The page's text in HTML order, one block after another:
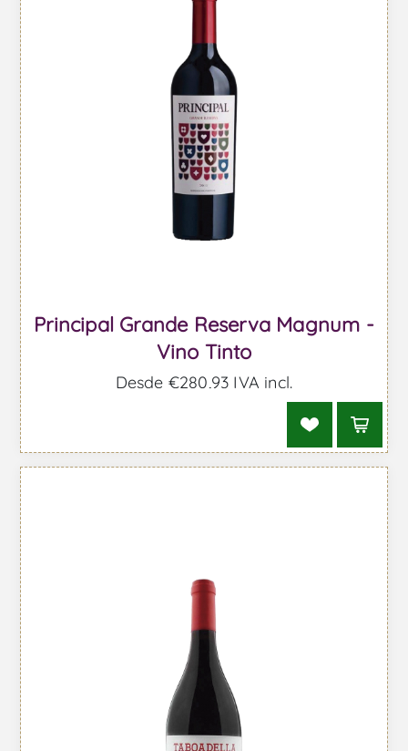
Principal Grande Reserva Magnum -
Vino Tinto
Desde €280,93 IVA incl.